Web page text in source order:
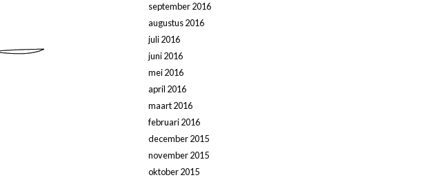
september 2016
augustus 2016
juli 2016
juni 2016
mei 2016
april 2016
maart 2016
februari 2016
december 2015
november 2015
oktober 2015